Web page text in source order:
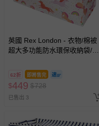
英國 Rex London - 衣物/棉被
超大多功能防水環保收納袋/萬
62折 即將售完
$449 $728
已售出 3